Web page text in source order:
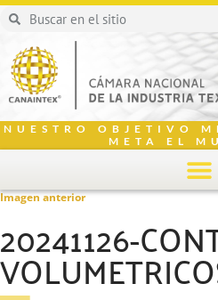
NUESTRO OBJETIVO
META EL
Imagen anterior
20241126-